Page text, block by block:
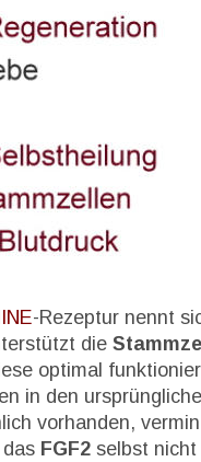
-Rezeptur nennt
die
optimal
in den
vorhanden,
FGF2 selbst
FGF
Design